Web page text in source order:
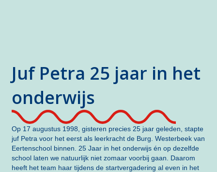
Juf Petra 25 jaar in het
onderwijs
Op 17 augustus 1998, gisteren precies 25 jaar geleden, stapte
juf Petra voor het eerst als leerkracht de Burg. Westerbeek van
Eertenschool binnen. 25 Jaar in het onderwijs én op dezelfde
school laten we natuurlijk niet zomaar voorbij gaan. Daarom
heeft het team haar tijdens de startvergadering al even in het